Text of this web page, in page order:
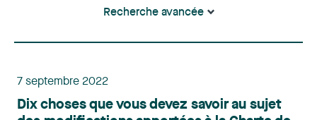
Recherche avancée
7 septembre 2022
Dix choses que vous devez savoir au sujet